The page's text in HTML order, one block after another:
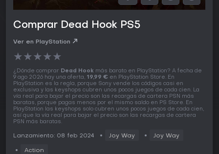
Comprar Dead Hook PS5
Ver en PlayStation
★★★★★
¿Dónde comprar Dead Hook más barato en PlayStation? A fecha de
9 ago 2026 hay una oferta, 19,99 € en PlayStation Store. En
PlayStation es la regla, porque Sony vende los códigos casi en
exclusiva y las keyshops cubren unos pocos juegos de cada cien. La
vía real para bajar el precio son las recargas de cartera PSN más
baratas, porque pagas menos por el mismo saldo en PS Store. En
PlayStation las keyshops solo cubren unos pocos juegos de cada cien,
así que la vía real para bajar el precio son las recargas de cartera
PSN más baratas.
Lanzamiento: 08 feb 2024 Joy Way Joy Way
Action